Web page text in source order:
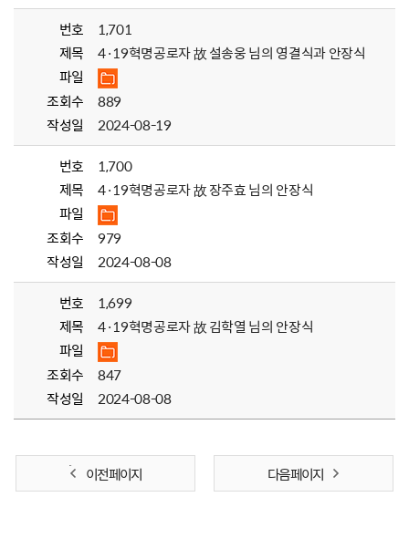
번호
1,701
제목
4·19혁명공로자 故 설송웅 님의 영결식과 안장식
파일
조회수
889
작성일
2024-08-19
번호
1,700
제목
4·19혁명공로자 故 장주효 님의 안장식
파일
조회수
979
작성일
2024-08-08
번호
1,699
제목
4·19혁명공로자 故 김학열 님의 안장식
파일
조회수
847
작성일
2024-08-08
이전 페이지 다음 페이지